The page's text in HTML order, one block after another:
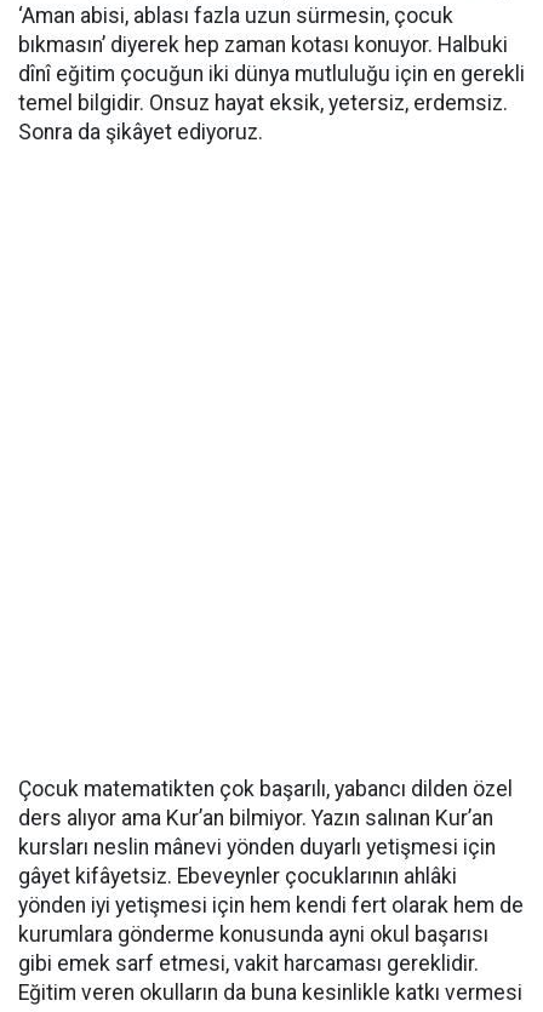
‘Aman abisi, ablası fazla uzun sürmesin, çocuk
bıkmasın’ diyerek hep zaman kotası konuyor. Halbuki
dînî eğitim çocuğun iki dünya mutluluğu için en gerekli
temel bilgidir. Onsuz hayat eksik, yetersiz, erdemsiz.
Sonra da şikâyet ediyoruz.
Çocuk matematikten çok başarılı, yabancı dilden özel
ders alıyor ama Kur’an bilmiyor. Yazın salınan Kur’an
kursları neslin mânevi yönden duyarlı yetişmesi için
gâyet kifâyetsiz. Ebeveynler çocuklarının ahlâki
yönden iyi yetişmesi için hem kendi fert olarak hem de
kurumlara gönderme konusunda ayni okul başarısı
gibi emek sarf etmesi, vakit harcaması gereklidir.
Eğitim veren okulların da buna kesinlikle katkı vermesi